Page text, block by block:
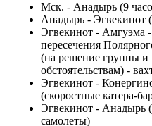
Мск. - Анадырь (9
Анадырь - Эгвекинот
Эгвекинот - Амгуэма
пересечения
(на решение группы и
обстоятельствам) -
Эгвекинот -
(скоростные катера-
Эгвекинот - Анадырь
самолеты)